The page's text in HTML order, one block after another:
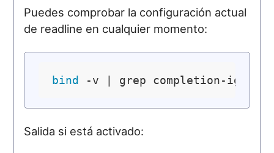
Puedes comprobar la configuración actual
de readline en cualquier momento:
bind
Salida si está activado: